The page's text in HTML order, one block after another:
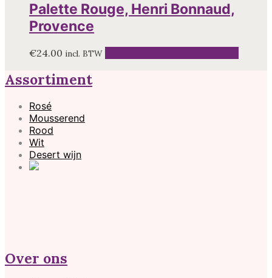
Palette Rouge, Henri Bonnaud,
Provence
€24.00 incl. BTW
Assortiment
Rosé
Mousserend
Rood
Wit
Desert wijn
Over ons